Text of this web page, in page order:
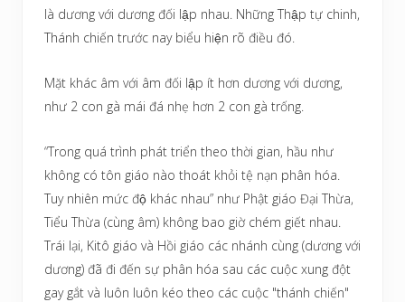
là dương với dương đối lập nhau. Những Thập tự chinh,
Thánh chiến trước nay biểu hiện rõ điều đó.
Mặt khác âm với âm đối lập ít hơn dương với dương,
như 2 con gà mái đá nhẹ hơn 2 con gà trống.
“Trong quá trình phát triển theo thời gian, hầu như
không có tôn giáo nào thoát khỏi tệ nạn phân hóa.
Tuy nhiên mức độ khác nhau” như Phật giáo Đại Thừa,
Tiểu Thừa (cùng âm) không bao giờ chém giết nhau.
Trái lại, Kitô giáo và Hồi giáo các nhánh cùng (dương với
dương) đã đi đến sự phân hóa sau các cuộc xung đột
gay gắt và luôn luôn kéo theo các cuộc "thánh chiến"